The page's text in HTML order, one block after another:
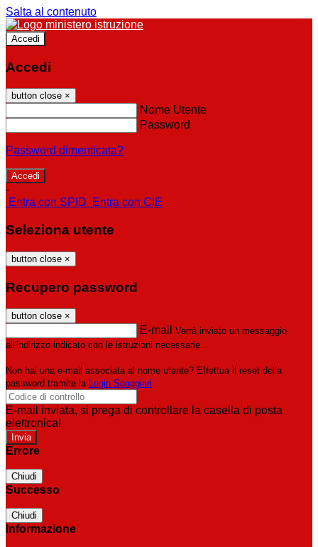
Salta al contenuto
Accedi
Accedi
button close ×
Nome Utente
Password
Password dimenticata?
-
Entra con SPID
Entra con CIE
Seleziona utente
button close ×
Recupero password
button close ×
E-mail Verrà inviato un messaggio
all'indirizzo indicato con le istruzioni necessarie.
Non hai una e-mail associata al nome utente? Effettua il reset della
password tramite la Login Spaggiari
E-mail inviata, si prega di controllare la casella di posta
elettronica!
Errore
Chiudi
Successo
Chiudi
Informazione